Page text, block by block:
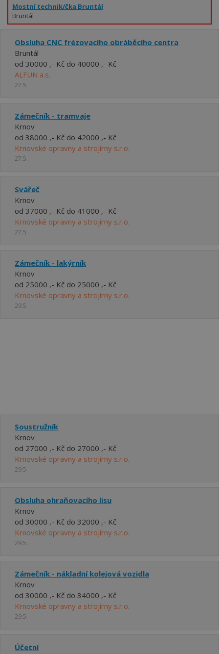
Mostní technik/čka Bruntál
Bruntál
Obsluha CNC frézovacího obráběcího centra
Bruntál
od 30000 ,- Kč do 40000 ,- Kč
ALFUN a.s.
27.5.
Zámečník - tramvaje
Krnov
od 38000 ,- Kč do 42000 ,- Kč
Krnovské opravny a strojírny s.r.o.
27.5.
Svářeč
Krnov
od 37000 ,- Kč do 41000 ,- Kč
Krnovské opravny a strojírny s.r.o.
27.5.
Zámečník - lakýrník
Krnov
od 25000 ,- Kč do 25000 ,- Kč
Krnovské opravny a strojírny s.r.o.
29.5.
Soustružník
Krnov
od 27000 ,- Kč do 27000 ,- Kč
Krnovské opravny a strojírny s.r.o.
29.5.
Obsluha ohraňovacího lisu
Krnov
od 30000 ,- Kč do 32000 ,- Kč
Krnovské opravny a strojírny s.r.o.
29.5.
Zámečník - nákladní kolejová vozidla
Krnov
od 30000 ,- Kč do 34000 ,- Kč
Krnovské opravny a strojírny s.r.o.
29.5.
Účetní